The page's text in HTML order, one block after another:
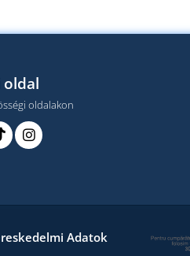
oldal
oldalakon
Adatok